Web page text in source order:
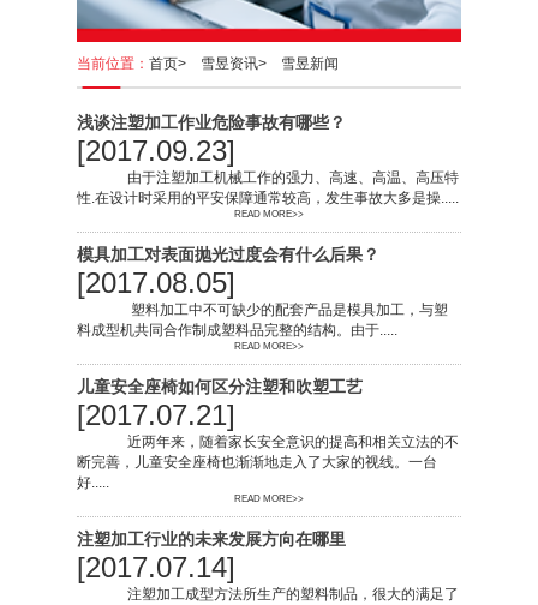
当前位置： 首页> 雪昱资讯> 雪昱新闻
浅谈注塑加工作业危险事故有哪些？
[2017.09.23]
由于注塑加工机械工作的强力、高速、高温、高压特
性.在设计时采用的平安保障通常较高，发生事故大多是操.....
READ MORE>>
模具加工对表面抛光过度会有什么后果？
[2017.08.05]
塑料加工中不可缺少的配套产品是模具加工，与塑
料成型机共同合作制成塑料品完整的结构。由于.....
READ MORE>>
儿童安全座椅如何区分注塑和吹塑工艺
[2017.07.21]
近两年来，随着家长安全意识的提高和相关立法的不
断完善，儿童安全座椅也渐渐地走入了大家的视线。一台
好.....
READ MORE>>
注塑加工行业的未来发展方向在哪里
[2017.07.14]
注塑加工成型方法所生产的塑料制品，很大的满足了